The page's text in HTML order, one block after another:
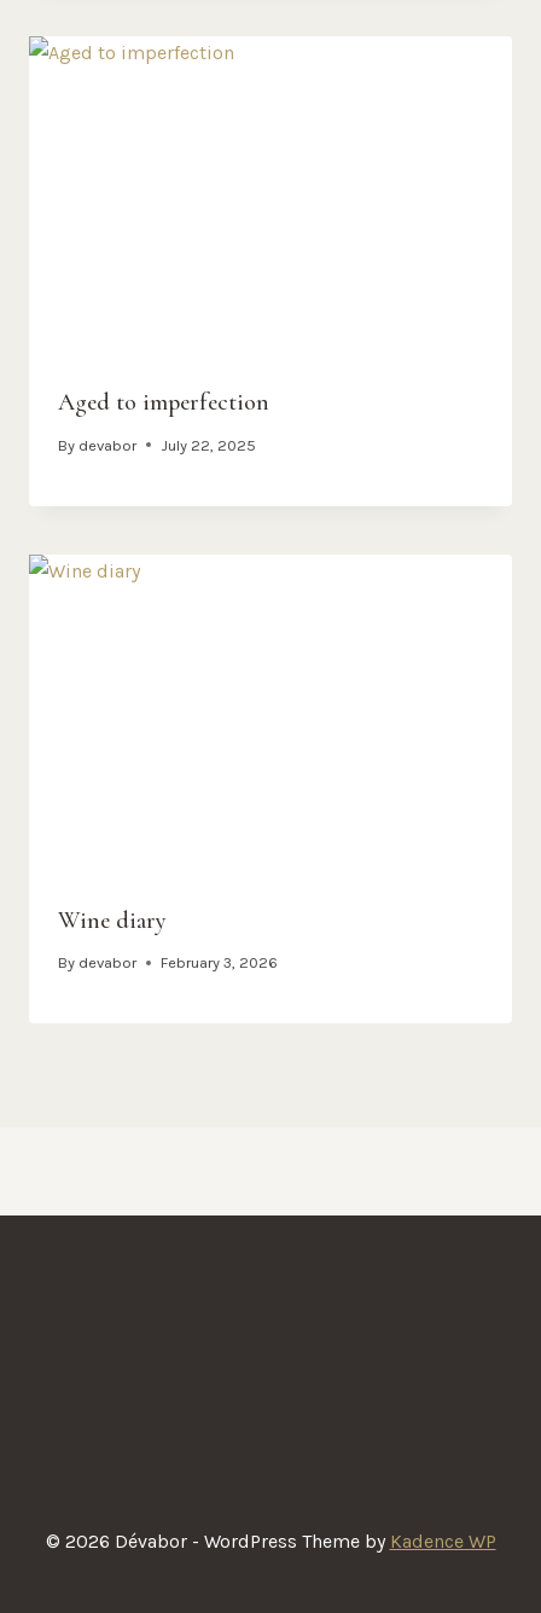
Aged to imperfection
By devabor July 22, 2025
Wine diary
By devabor February 3, 2026
© 2026 Dévabor - WordPress Theme by Kadence WP